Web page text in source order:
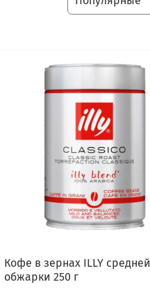
Кофе в зернах ILLY средней
обжарки 250 г